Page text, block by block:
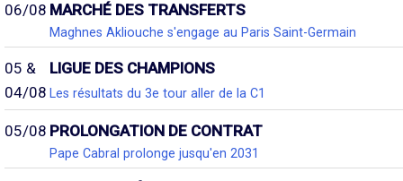
06/08 MARCHÉ DES TRANSFERTS
Maghnes Akliouche s'engage au Paris Saint-Germain
05 &
04/08
LIGUE DES CHAMPIONS
Les résultats du 3e tour aller de la C1
05/08 PROLONGATION DE CONTRAT
Pape Cabral prolonge jusqu'en 2031